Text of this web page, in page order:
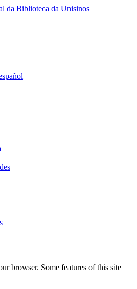
da Biblioteca da Unisinos
browser. Some features of this site